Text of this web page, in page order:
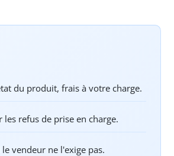
du produit, frais à votre charge.
refus de prise en charge.
vendeur ne l'exige pas.